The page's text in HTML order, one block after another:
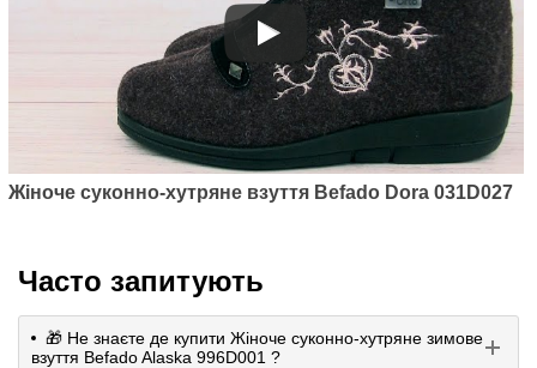
Жіноче суконно-хутряне взуття Befado Dora 031D027
Часто запитують
🎁 Не знаєте де купити Жіноче суконно-хутряне зимове
взуття Befado Alaska 996D001 ?